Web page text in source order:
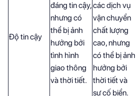
Độ tin cậy
đáng tin cậy,
nhưng có
thể bị ảnh
hưởng bởi
tình hình
giao thông
và thời tiết.
các dịch vụ
vận chuyển
chất lượng
cao, nhưng
có thể bị ảnh
hưởng bởi
thời tiết và
sự cố biển.